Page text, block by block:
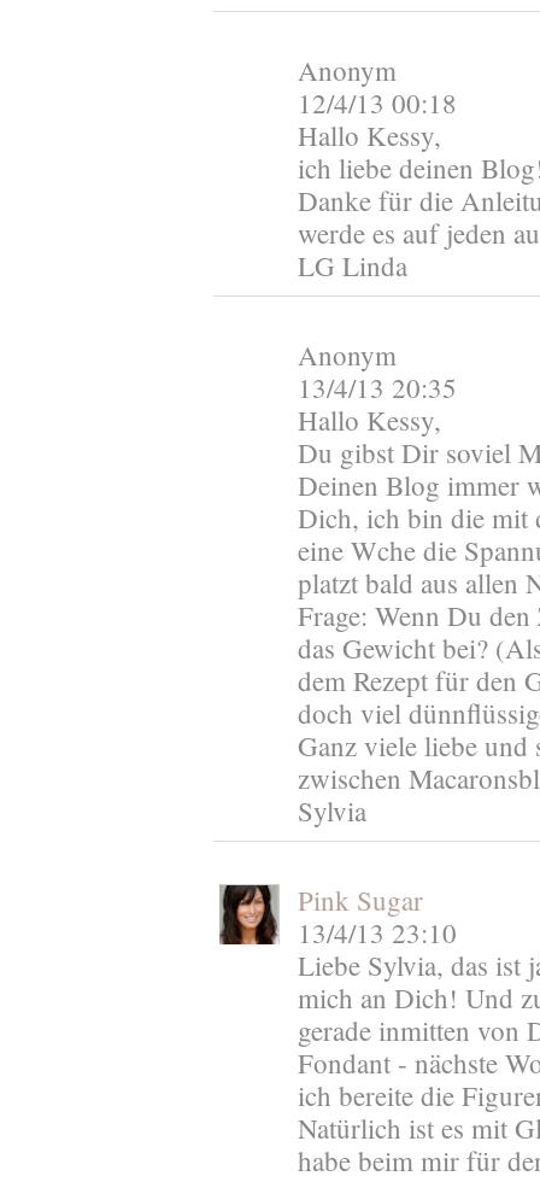
Anonym
12/4/13 00:18
Hallo Kessy,
ich liebe deinen
Danke für die
werde es auf jeden
LG Linda
Anonym
13/4/13 20:35
Hallo Kessy,
Du gibst Dir soviel
Deinen Blog immer
Dich, ich bin die mit
eine Wche die
platzt bald aus allen
Frage: Wenn Du
das Gewicht bei?
dem Rezept für den
doch viel
Ganz viele liebe und
zwischen
Sylvia
Pink Sugar
13/4/13 23:10
Liebe Sylvia, das ist
mich an Dich! Und
gerade inmitten von
Fondant - nächste
ich bereite die
Natürlich ist es mit
habe beim mir für